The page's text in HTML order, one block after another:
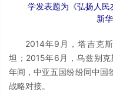
学发表题为《弘扬人民
新
2014年9月，塔吉克斯
坦；2015年6月，乌兹别
年间，中亚五国纷纷同中国
战略对接。